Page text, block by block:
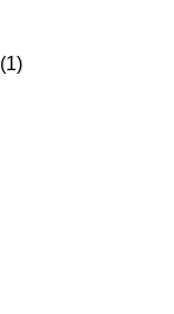
(1)